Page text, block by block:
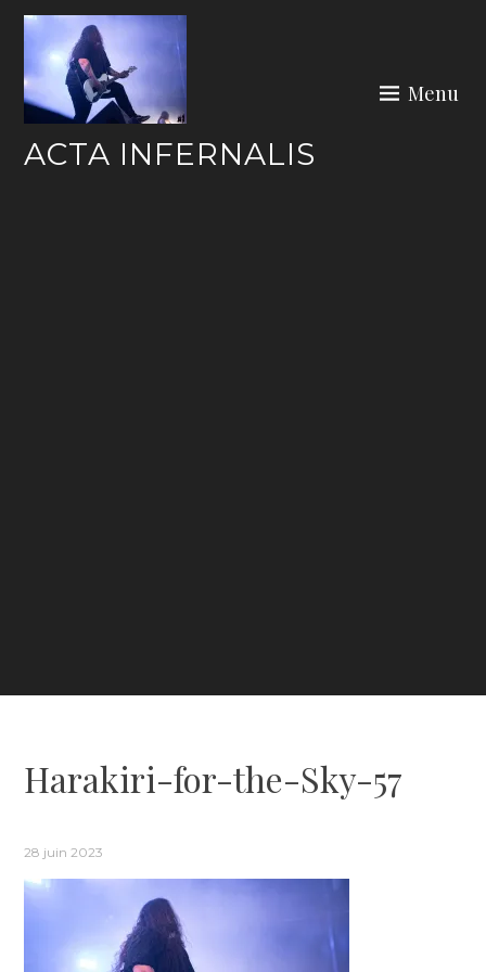
Skip
content
ACTA INFERNALIS
Menu
Harakiri-for-the-Sky-57
28 juin 2023